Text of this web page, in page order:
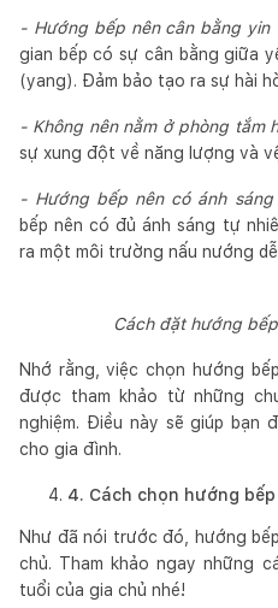
- Hướng bếp nên cân bằng yin
gian bếp có sự cân bằng giữa
(yang). Đảm bảo tạo ra sự hài
- Không nên nằm ở phòng tắm
sự xung đột về năng lượng và
- Hướng bếp nên có ánh
bếp nên có đủ ánh sáng tự
ra một môi trường nấu nướng
Cách đặt hướng
Nhớ rằng, việc chọn hướng
được tham khảo từ những
nghiệm. Điều này sẽ giúp bạn
cho gia đình.
4. Cách chọn hướng
Như đã nói trước đó, hướng
chủ. Tham khảo ngay những
tuổi của gia chủ nhé!